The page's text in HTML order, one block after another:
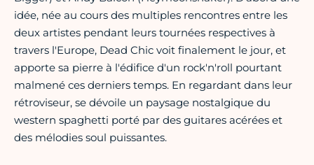
idée, née au cours des multiples rencontres entre les
deux artistes pendant leurs tournées respectives à
travers l'Europe, Dead Chic voit finalement le jour, et
apporte sa pierre à l'édifice d'un rock'n'roll pourtant
malmené ces derniers temps. En regardant dans leur
rétroviseur, se dévoile un paysage nostalgique du
western spaghetti porté par des guitares acérées et
des mélodies soul puissantes.